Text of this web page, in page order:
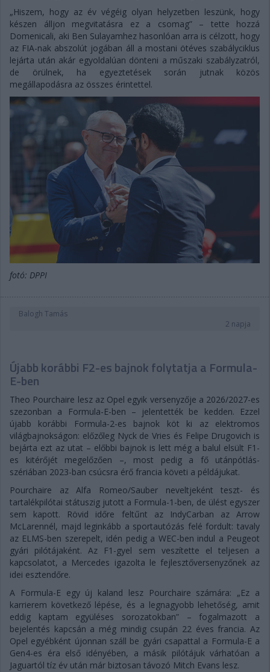
„Hiszem, hogy az év végéig olyan helyzetben leszünk, hogy
készen álljon megvitatásra ez a csomag” – tette hozzá
Domenicali, aki Ben Sulayamhez hasonlóan arra is célzott, hogy
az FIA-nak abszolút jogában áll a mostani ötéves szabályciklus
lejárta után akár egyoldalúan dönteni a műszaki szabályzatról,
de örülnek, ha egyeztetések során jutnak közös
megállapodásra az összes érintettel.
fotó: DPPI
Balogh Tamás
2 napja
Újabb korábbi F2-es bajnok folytatja a Formula-
E-ben
Theo Pourchaire lesz az Opel egyik versenyzője a 2026/2027-es
szezonban a Formula-E-ben – jelentették be kedden. Ezzel
újabb korábbi Formula-2-es bajnok köt ki az elektromos
világbajnokságon: előzőleg Nyck de Vries és Felipe Drugovich is
bejárta ezt az utat – előbbi bajnok is lett még a balul elsült F1-
es kitérőjét megelőzően –, most pedig a fő utánpótlás-
szériában 2023-ban csúcsra érő francia követi a példájukat.
Pourchaire az Alfa Romeo/Sauber neveltjeként teszt- és
tartalékpilótai státuszig jutott a Formula-1-ben, de ülést egyszer
sem kapott. Rövid időre feltűnt az IndyCarban az Arrow
McLarennél, majd leginkább a sportautózás felé fordult: tavaly
az ELMS-ben szerepelt, idén pedig a WEC-ben indul a Peugeot
gyári pilótájaként. Az F1-gyel sem veszítette el teljesen a
kapcsolatot, a Mercedes igazolta le fejlesztőversenyzőnek az
idei esztendőre.
A Formula-E egy új kaland lesz Pourchaire számára: „Ez a
karrierem következő lépése, és a legnagyobb lehetőség, amit
eddig kaptam együléses sorozatokban” – fogalmazott a
bejelentés kapcsán a még mindig csupán 22 éves francia. Az
Opel egyébként újonnan száll be gyári csapattal a Formula-E a
Gen4-es éra első idényében, a másik pilótájuk várhatóan a
Jaguartól tíz év után már biztosan távozó Mitch Evans lesz.